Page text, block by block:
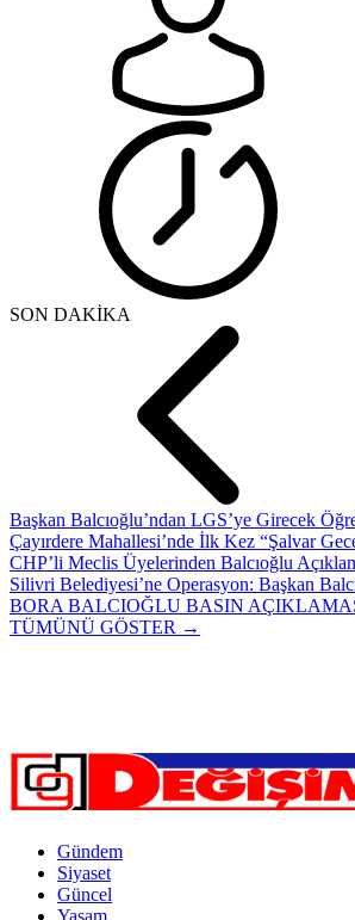
SON DAKİKA
Başkan Balcıoğlu’ndan LGS’ye Girecek
Çayırdere Mahallesi’nde İlk Kez “Şalvar
CHP’li Meclis Üyelerinden Balcıoğlu
Silivri Belediyesi’ne Operasyon: Başkan
BORA BALCIOĞLU BASIN
TÜMÜNÜ GÖSTER →
Gündem
Siyaset
Güncel
Yaşam